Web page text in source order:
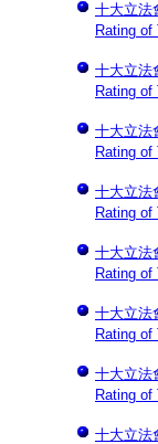
十大立法
Rating of
十大立法
Rating of
十大立法
Rating of
十大立法
Rating of
十大立法
Rating of
十大立法
Rating of
十大立法
Rating of
十大立法